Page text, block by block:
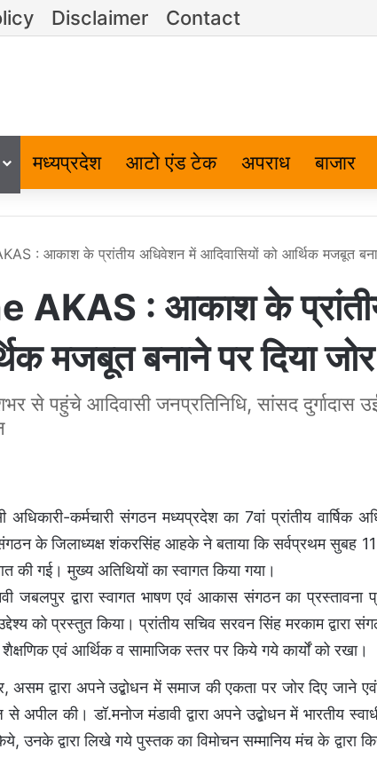
Disclaimer Contact
मध्यप्रदेश आटो एंड टेक अपराध बाजार
: आकाश के प्रांतीय अधिवेशन में आदिवासियों को आर्थिक मजबूत
: आकाश के
मजबूत बनाने पर दिया जोर
से पहुंचे आदिवासी जनप्रतिनिधि, सांसद दुर्गादास
अधिकारी-कर्मचारी संगठन मध्यप्रदेश का 7वां प्रांतीय
के जिलाध्यक्ष शंकरसिंह आहके ने बताया कि सर्वप्रथम सुबह
की गई। मुख्य अतिथियों का स्वागत किया गया।
जबलपुर द्वारा स्वागत भाषण एवं आकास संगठन का
को प्रस्तुत किया। प्रांतीय सचिव सरवन सिंह मरकाम द्वारा
एवं आर्थिक व सामाजिक स्तर पर किये गये कार्यों को रखा।
असम द्वारा अपने उद्बोधन में समाज की एकता पर जोर दिए जाने
की। डॉ.मनोज मंडावी द्वारा अपने उद्बोधन में भारतीय
उनके द्वारा लिखे गये पुस्तक का विमोचन सम्मानिय मंच के द्वारा